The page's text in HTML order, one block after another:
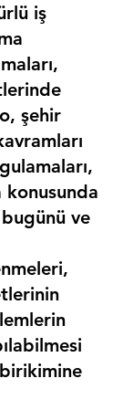
iş
şehir
konusunda
ve